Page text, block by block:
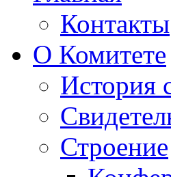
Контакты
О Комитете
История
Строение